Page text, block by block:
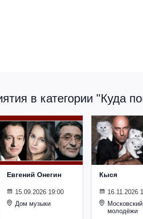
в категории "Куда
Евгений Онегин
15.09.2026 19:00
Дом музыки
Кыся
16.11.2026
молодёжи